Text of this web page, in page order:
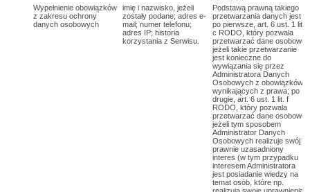
Wypełnienie obowiązków
z zakresu ochrony
danych osobowych
imię i nazwisko, jeżeli
zostały podane; adres e-
mail; numer telefonu;
adres IP; historia
korzystania z Serwisu.
Podstawą prawną takiego
przetwarzania danych jest
po pierwsze, art. 6 ust. 1 lit.
c RODO, który pozwala
przetwarzać dane osobowe,
jeżeli takie przetwarzanie
jest konieczne do
wywiązania się przez
Administratora Danych
Osobowych z obowiązków
wynikających z prawa; po
drugie, art. 6 ust. 1 lit. f
RODO, który pozwala
przetwarzać dane osobowe,
jeżeli tym sposobem
Administrator Danych
Osobowych realizuje swój
prawnie uzasadniony
interes (w tym przypadku
interesem Administratora
jest posiadanie wiedzy na
temat osób, które np.